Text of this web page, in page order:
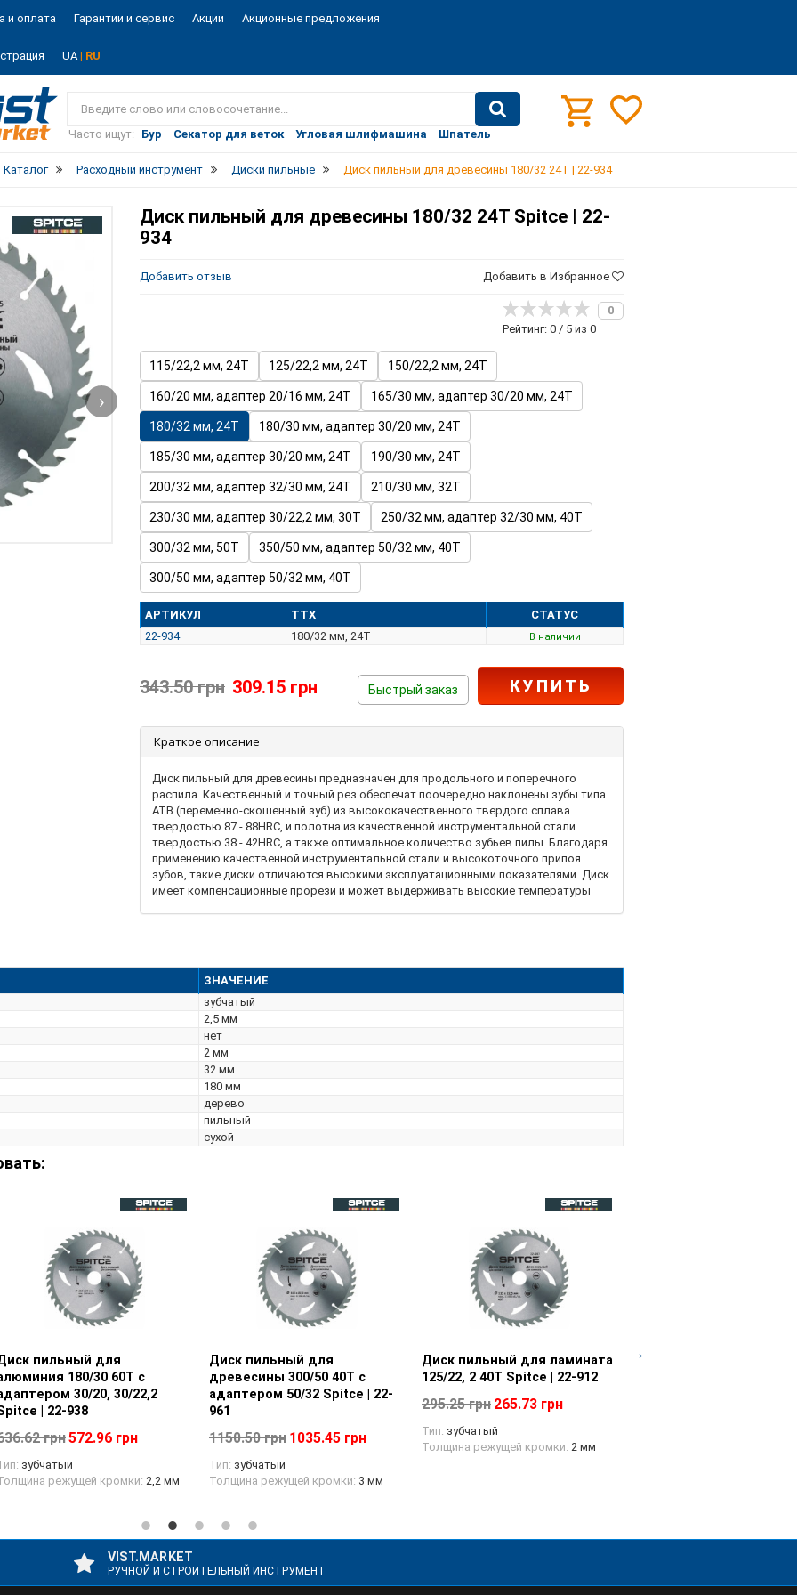
и оплата Гарантии и сервис Акции Акционные предложения
UA| RU
market
Часто ищут: Бур Секатор для веток Угловая шлифмашина Шпатель
Каталог Расходный инструмент Диски пильные Диск пильный для древесины 180/32 24T | 22-934
›
Диск пильный для древесины 180/32 24T Spitce | 22-
934
Добавить отзыв Добавить в Избранное
0
Рейтинг: 0 / 5 из 0
115/22,2 мм, 24T 125/22,2 мм, 24T 150/22,2 мм, 24T
160/20 мм, адаптер 20/16 мм, 24T 165/30 мм, адаптер 30/20 мм, 24T
180/32 мм, 24T 180/30 мм, адаптер 30/20 мм, 24T
185/30 мм, адаптер 30/20 мм, 24T 190/30 мм, 24T
200/32 мм, адаптер 32/30 мм, 24T 210/30 мм, 32T
230/30 мм, адаптер 30/22,2 мм, 30T 250/32 мм, адаптер 32/30 мм, 40T
300/32 мм, 50T 350/50 мм, адаптер 50/32 мм, 40Т
300/50 мм, адаптер 50/32 мм, 40Т
АРТИКУЛ ТТХ
СТАТУС
22-934
180/32 мм, 24T В наличии
343.50 грн 309.15 грн Быстрый заказ КУПИТЬ
Краткое описание
Диск пильный для древесины предназначен для продольного и поперечного
распила. Качественный и точный рез обеспечат поочередно наклонены зубы типа
ATB (переменно-скошенный зуб) из высококачественного твердого сплава
твердостью 87 - 88HRC, и полотна из качественной инструментальной стали
твердостью 38 - 42HRC, а также оптимальное количество зубьев пилы. Благодаря
применению качественной инструментальной стали и высокоточного припоя
зубов, такие диски отличаются высокими эксплуатационными показателями. Диск
имеет компенсационные прорези и может выдерживать высокие температуры
ЗНАЧЕНИЕ
зубчатый
2,5 мм
нет
2 мм
32 мм
180 мм
дерево
пильный
сухой
Просмотр товара
пильный для
180/30 60T с
30/20, 30/22,2
| 22-938
грн572.96 грн
зубчатый
режущей кромки: 2,2 мм
Просмотр товара
Диск пильный для
древесины 300/50 40Т с
адаптером 50/32 Spitce | 22-
961
1150.50 грн 1035.45 грн
Тип: зубчатый
Толщина режущей кромки: 3 мм
Просмотр товара
Диск пильный для ламината
125/22, 2 40T Spitce | 22-912
295.25 грн 265.73 грн
Тип: зубчатый
Толщина режущей кромки: 2 мм
Диск пильный для
VIST.MARKET
РУЧНОЙ И СТРОИТЕЛЬНЫЙ ИНСТРУМЕНТ